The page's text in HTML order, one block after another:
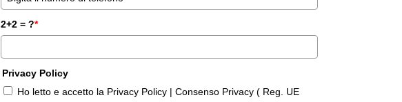
2+2 = ?*
Privacy Policy
Ho letto e accetto la Privacy Policy | Consenso Privacy ( Reg. UE